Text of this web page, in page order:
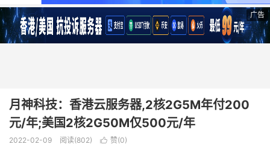
广告
月神科技：香港云服务器,2核2G5M年付200
元/年;美国2核2G50M仅500元/年
2022-02-09 阅读(802)  赞(0)